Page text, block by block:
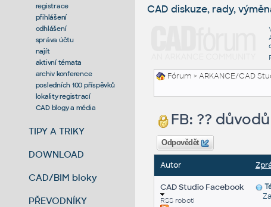
registrace
přihlášení
odhlášení
správa účtu
najít
aktivní témata
archiv konference
posledních 100 příspěvků
lokality registrací
CAD blogy a média
TIPY A TRIKY
DOWNLOAD
CAD/BIM bloky
PŘEVODNÍKY
CAD diskuze, rady,
Fórum >ARKANCE/CAD
FB: ??
Odpovědět
Autor
CAD Studio Facebook
RSS roboti